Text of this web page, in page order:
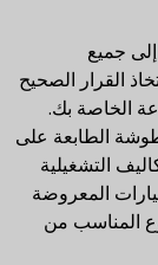
جميع
القرار الصحيح
الخاصة بك.
الطابعة على
التشغيلية
المعروضة
المناسب من